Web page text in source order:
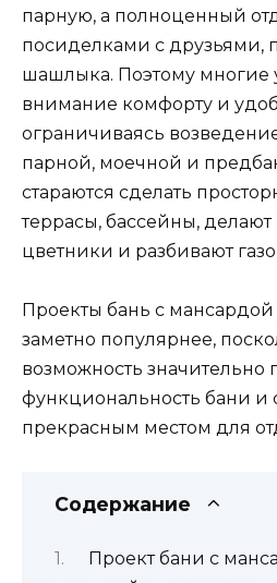
парную, а полноценный
посиделками с друзьями,
шашлыка. Поэтому многие
внимание комфорту и
ограничиваясь
парной, моечной и
стараются сделать
террасы, бассейны,
цветники и разбивают
Проекты бань с мансардой
заметно популярнее,
возможность значительно
функциональность бани и
прекрасным местом для
Содержание
Проект бани с